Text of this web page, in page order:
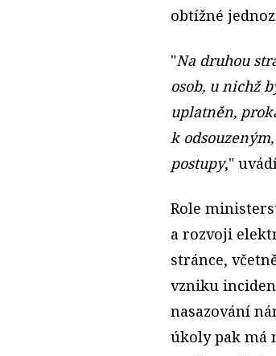
obtížné
"Na druhou
osob, u nichž
uplatněn,
k
postupy,"
Role
a rozvoji
stránce,
vzniku
nasazování
úkoly pak má